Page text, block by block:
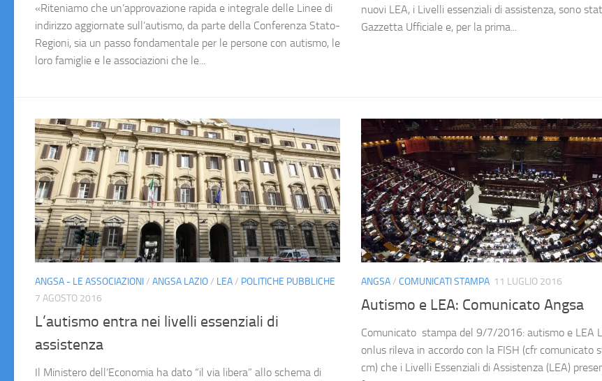
«Riteniamo che un’approvazione rapida e integrale delle Linee di
indirizzo aggiornate sull’autismo, da parte della Conferenza Stato-
Regioni, sia un passo fondamentale per le persone con autismo, le
loro famiglie e le associazioni che le...
nuovi LEA, i Livelli essenziali di assistenza, sono
Gazzetta Ufficiale e, per la prima...
ANGSA - LE ASSOCIAZIONI/ ANGSA LAZIO/ LEA/ POLITICHE PUBBLICHE
7 AGOSTO 2016
L’autismo entra nei livelli essenziali di
assistenza
Il Ministero dell’Economia ha dato “il via libera” allo schema di
ANGSA/ COMUNICATI STAMPA 11 LUGLIO 2016
Autismo e LEA: Comunicato Angsa
Comunicato stampa del 9/7/2016: autismo e LEA
onlus rileva in accordo con la FISH (cfr comunicato
cm) che i Livelli Essenziali di Assistenza (LEA)